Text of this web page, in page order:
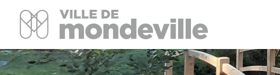
Site Officiel de la ville de Mondeville